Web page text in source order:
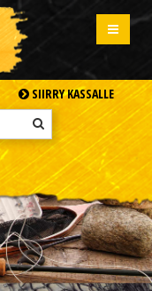
SIIRRY KASSALLE